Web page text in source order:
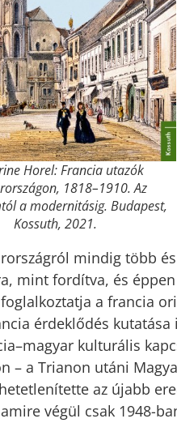
Horel: Francia utazók
1818–1910. Az
a modernitásig. Budapest,
Kossuth, 2021.
mindig több
mint fordítva, és
a francia
érdeklődés
kulturális
– a Trianon utáni
az újabb
végül csak 1948-